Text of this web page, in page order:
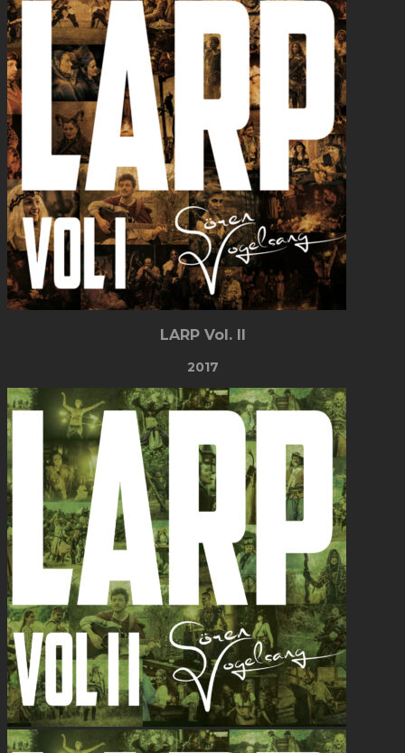
LARP Vol. II
2017